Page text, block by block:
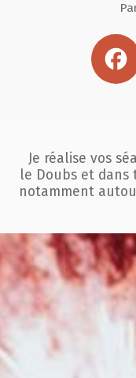
Je réalise vos
le Doubs et dans
notamment